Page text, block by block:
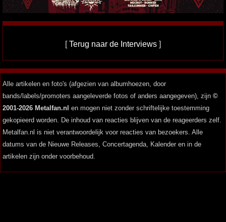
[Terug naar de Interviews ]
Alle artikelen en foto's (afgezien van albumhoezen, door
bands/labels/promoters aangeleverde fotos of anders aangegeven), zijn ©
2001-2026 Metalfan.nl en mogen niet zonder schriftelijke toestemming
gekopieerd worden. De inhoud van reacties blijven van de reageerders zelf.
Metalfan.nl is niet verantwoordelijk voor reacties van bezoekers. Alle
datums van de Nieuwe Releases, Concertagenda, Kalender en in de
artikelen zijn onder voorbehoud.